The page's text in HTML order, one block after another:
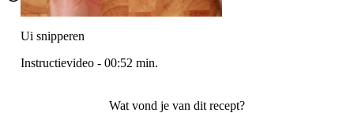
Ui snipperen
Instructievideo - 00:52 min.
Wat vond je van dit recept?